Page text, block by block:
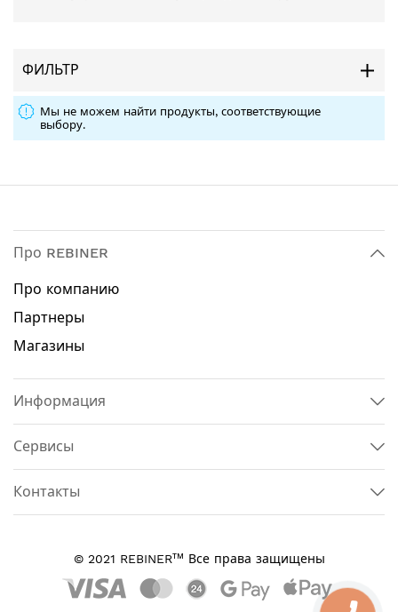
ФИЛЬТР
Мы не можем найти продукты, соответствующие
выбору.
Про REBINER
Про компанию
Партнеры
Магазины
Информация
Сервисы
Контакты
© 2021 REBINERтм Все права защищены